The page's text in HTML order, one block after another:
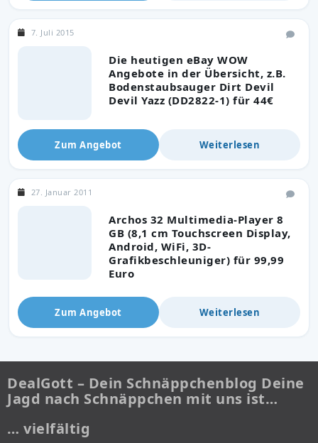
Die heutigen eBay WOW
Angebote in der Übersicht, z.B.
Bodenstaubsauger Dirt Devil
Devil Yazz (DD2822-1) für 44€
7. Juli 2015
Zum Angebot Weiterlesen
Archos 32 Multimedia-Player 8
GB (8,1 cm Touchscreen Display,
Android, WiFi, 3D-
Grafikbeschleuniger) für 99,99
Euro
27. Januar 2011
Zum Angebot Weiterlesen
DealGott – Dein Schnäppchenblog Deine
Jagd nach Schnäppchen mit uns ist…
… vielfältig